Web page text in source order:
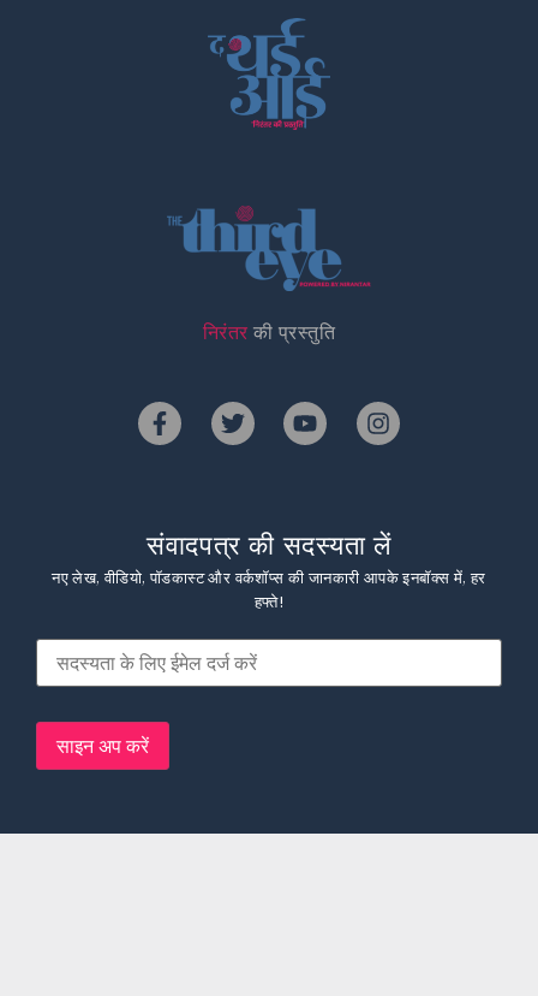
निरंतर की प्रस्तुति
संवादपत्र की सदस्यता लें
नए लेख, वीडियो, पॉडकास्ट और वर्कशॉप्स की जानकारी आपके इनबॉक्स में, हर
हफ्ते!